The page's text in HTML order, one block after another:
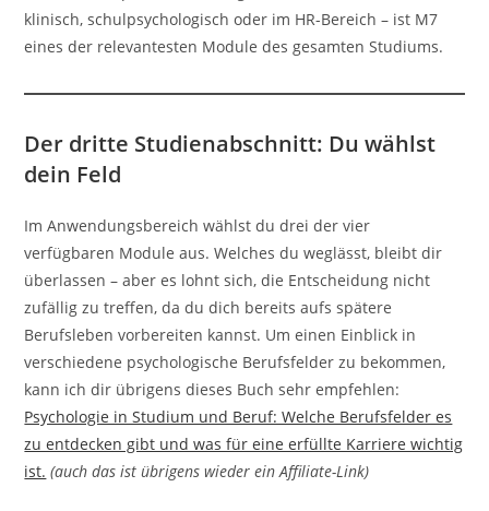
klinisch, schulpsychologisch oder im HR-Bereich – ist M7
eines der relevantesten Module des gesamten Studiums.
Der dritte Studienabschnitt: Du wählst
dein Feld
Im Anwendungsbereich wählst du drei der vier
verfügbaren Module aus. Welches du weglässt, bleibt dir
überlassen – aber es lohnt sich, die Entscheidung nicht
zufällig zu treffen, da du dich bereits aufs spätere
Berufsleben vorbereiten kannst. Um einen Einblick in
verschiedene psychologische Berufsfelder zu bekommen,
kann ich dir übrigens dieses Buch sehr empfehlen:
Psychologie in Studium und Beruf: Welche Berufsfelder es
zu entdecken gibt und was für eine erfüllte Karriere wichtig
ist. (auch das ist übrigens wieder ein Affiliate-Link)